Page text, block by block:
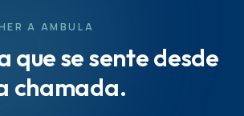
A AMBULA
que se sente desde
chamada.